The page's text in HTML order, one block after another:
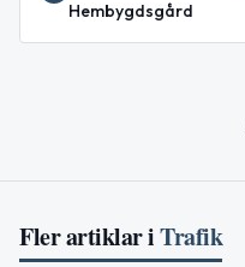
Hembygdsgård
Fler artiklar iTrafik